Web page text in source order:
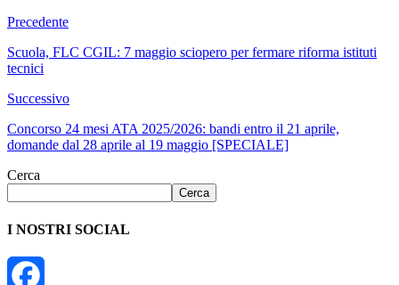
Precedente
Scuola, FLC CGIL: 7 maggio sciopero per fermare riforma istituti
tecnici
Successivo
Concorso 24 mesi ATA 2025/2026: bandi entro il 21 aprile,
domande dal 28 aprile al 19 maggio [SPECIALE]
Cerca
Cerca
I NOSTRI SOCIAL